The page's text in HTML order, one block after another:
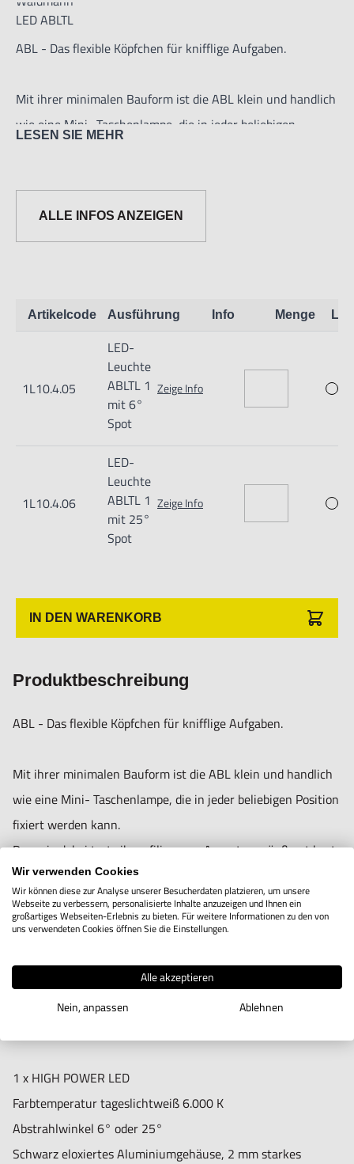
ABL - Das flexible Köpfchen für knifflige Aufgaben.
Mit ihrer minimalen Bauform ist die ABL klein und handlich
wie eine Mini- Taschenlampe, die in jeder beliebigen
Vibrationsunempfindlich, resistent gegen Metallspäne
Wartungsfrei: LED-Lebensdauer bis zu 50.000 h und mehr
1 x HIGH POWER LED
Farbtemperatur tageslichtweiß 6.000 K
Abstrahlwinkel 6° oder 25°
Schwarz eloxiertes Aluminiumgehäuse, 2 mm starkes
Sicherheitsglas
Metall-Flexschlauch für mind. 20.000 Bewegungen
Leuchtenkopf IP67); Schutzklasse III (ohne Trafo) oder II (mit
Exkl. Transformator. Anschlussspannung 24 V AC/DC.
Informationen zur Produktsicherheit:
Nur für technisch versierte und mit dem Produkt vertraute
Nur für den vorhergesehenen Verwendungszweck geeignet.
Unsachgemäße Verwendung kann zu Schäden und
Verletzungen führen.
Waldmann Leuchten GmbH
LESEN SIE MEHR
ALLE INFOS ANZEIGEN
Artikelcode Ausführung Info Menge
1L10.4.05
LED-
Leuchte
ABLTL 1
mit 6°
Spot
Zeige Info
1L10.4.06
LED-
Leuchte
ABLTL 1
mit 25°
Spot
Zeige Info
IN DEN WARENKORB
Produktbeschreibung
ABL - Das flexible Köpfchen für knifflige Aufgaben.
Mit ihrer minimalen Bauform ist die ABL klein und handlich
wie eine Mini- Taschenlampe, die in jeder beliebigen Position
fixiert werden kann.
Dass sie dabei trotz ihrer filigranen Anmutung, äußerst hart
im Nehmen ist, macht sie vielseitig einsetzbar.
Schnelle und präzise Positionierung
Varianten mit engem und weitem Abstrahlwinkel
Vibrationsunempfindlich, resistent gegen Metallspäne
1 x HIGH POWER LED
Farbtemperatur tageslichtweiß 6.000 K
Abstrahlwinkel 6° oder 25°
Schwarz eloxiertes Aluminiumgehäuse, 2 mm starkes
Wir verwenden Cookies
Wir können diese zur Analyse unserer Besucherdaten platzieren, um unsere
Webseite zu verbessern, personalisierte Inhalte anzuzeigen und Ihnen ein
großartiges Webseiten-Erlebnis zu bieten. Für weitere Informationen zu den von
uns verwendeten Cookies öffnen Sie die Einstellungen.
Alle akzeptieren
Nein, anpassen
Ablehnen